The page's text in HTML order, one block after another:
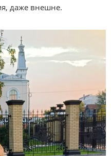
даже внешне.